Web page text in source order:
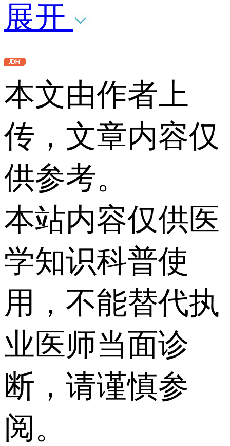
展开
本文由作者上
传，文章内容仅
供参考。
本站内容仅供医
学知识科普使
用，不能替代执
业医师当面诊
断，请谨慎参
阅。